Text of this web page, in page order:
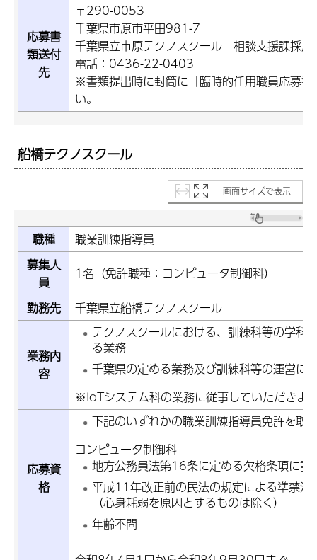
応募書
類送付
先
〒290-0053
千葉県市原市平田981-7
千葉県立市原テクノスクール 相談支援課採用
電話：0436-22-0403
※書類提出時に封筒に「臨時的任用職員応募
い。
船橋テクノスクール
画面サイズで表示
職種
職業訓練指導員
募集人
員
1名（免許職種：コンピュータ制御科）
勤務先
千葉県立船橋テクノスクール
業務内
容
テクノスクールにおける、訓練科等の学科
る業務
千葉県の定める業務及び訓練科等の運営に
※IoTシステム科の業務に従事していただきま
応募資
格
下記のいずれかの職業訓練指導員免許を取
コンピュータ制御科
地方公務員法第16条に定める欠格条項に該
平成11年改正前の民法の規定による準禁治
（心身耗弱を原因とするものは除く）
年齢不問